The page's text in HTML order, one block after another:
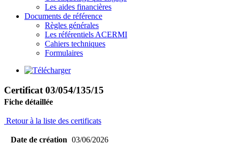
Les aides financières
Documents de référence
Règles générales
Les référentiels ACERMI
Cahiers techniques
Formulaires
Certificat 03/054/135/15
Fiche détaillée
Retour à la liste des certificats
Date de création 03/06/2026